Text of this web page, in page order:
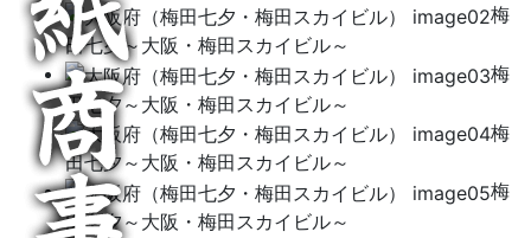
梅
田七夕～大阪・梅田スカイビル～
梅
田七夕～大阪・梅田スカイビル～
梅
田七夕～大阪・梅田スカイビル～
梅
田七夕～大阪・梅田スカイビル～